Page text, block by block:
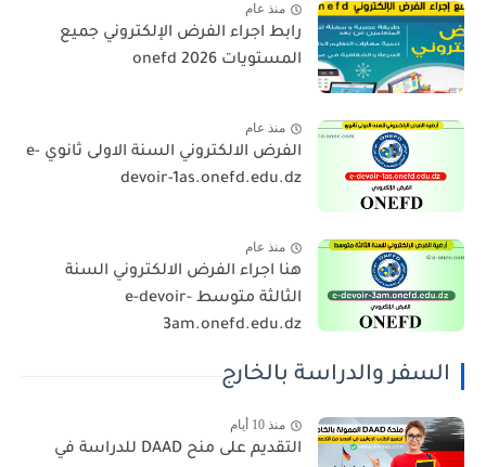
منذ عام
رابط اجراء الفرض الإلكتروني جميع
المستويات 2026 onefd
منذ عام
الفرض الالكتروني السنة الاولى ثانوي e-
devoir-1as.onefd.edu.dz
منذ عام
هنا اجراء الفرض الالكتروني السنة
الثالثة متوسط e-devoir-
3am.onefd.edu.dz
السفر والدراسة بالخارج
منذ 10 أيام
التقديم على منح DAAD للدراسة في